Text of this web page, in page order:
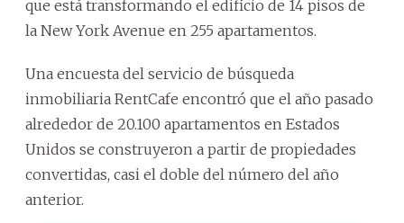
que está transformando el edificio de 14 pisos de
la New York Avenue en 255 apartamentos.
Una encuesta del servicio de búsqueda
inmobiliaria RentCafe encontró que el año pasado
alrededor de 20.100 apartamentos en Estados
Unidos se construyeron a partir de propiedades
convertidas, casi el doble del número del año
anterior.